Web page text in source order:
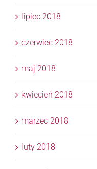
lipiec 2018
czerwiec 2018
maj 2018
kwiecień 2018
marzec 2018
luty 2018